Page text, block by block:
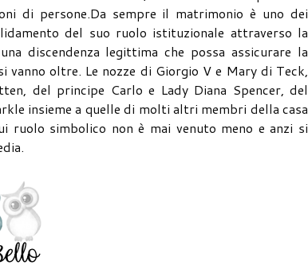
di persone.Da sempre il matrimonio è uno dei
del suo ruolo istituzionale attraverso la
discendenza legittima che possa assicurare la
vanno oltre. Le nozze di Giorgio V e Mary di Teck,
del principe Carlo e Lady Diana Spencer, del
insieme a quelle di molti altri membri della casa
ruolo simbolico non è mai venuto meno e anzi si